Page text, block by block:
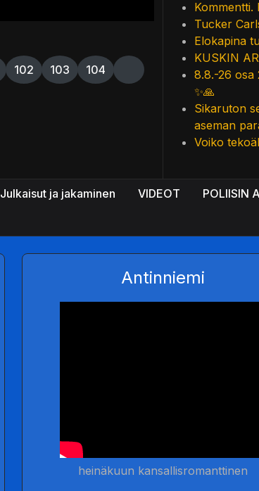
102 103 104
Kommentti.
Tucker
Elokapina
KUSKIN
8.8.-26 osa
✨🙏
Sikaruton
aseman
Voiko
Julkaisut ja jakaminen VIDEOT POLIISIN
Antinniemi
heinäkuun kansallisromanttinen